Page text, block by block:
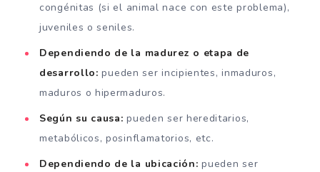
congénitas (si el animal nace con este problema),
juveniles o seniles.
Dependiendo de la madurez o etapa de
desarrollo: pueden ser incipientes, inmaduros,
maduros o hipermaduros.
Según su causa: pueden ser hereditarios,
metabólicos, posinflamatorios, etc.
Dependiendo de la ubicación: pueden ser